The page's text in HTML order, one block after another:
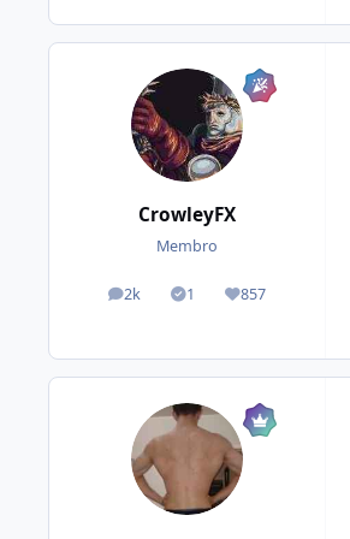
CrowleyFX
Membro
2k
posts 1
Tópicos solucionados
857
Reputação